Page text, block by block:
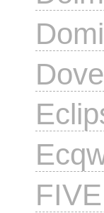
Dove
FIVE